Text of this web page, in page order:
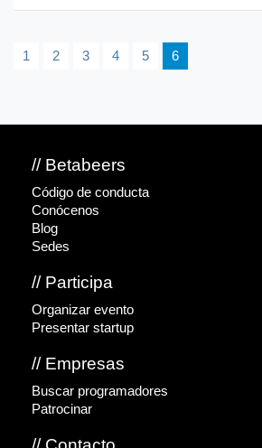
1 2 3 4 5 6
// Betabeers
Código de conducta
Conócenos
Blog
Sedes
// Participa
Organizar evento
Presentar startup
// Empresas
Buscar programadores
Patrocinar